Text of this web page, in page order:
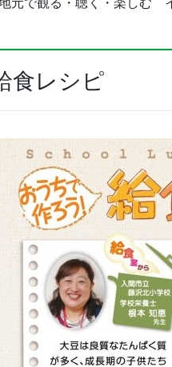
元で観る・聴く・楽しむ
食レシピ